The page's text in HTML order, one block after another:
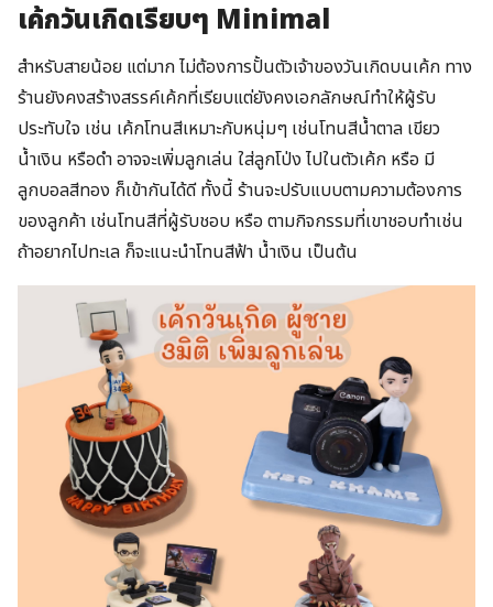
เค้กวันเกิดเรียบๆ Minimal
สำหรับสายน้อย แต่มาก ไม่ต้องการปั้นตัวเจ้าของวันเกิดบนเค้ก ทาง
ร้านยังคงสร้างสรรค์เค้กที่เรียบแต่ยังคงเอกลักษณ์ทำให้ผู้รับ
ประทับใจ เช่น เค้กโทนสีเหมาะกับหนุ่มๆ เช่นโทนสีน้ำตาล เขียว
น้ำเงิน หรือดำ อาจจะเพิ่มลูกเล่น ใส่ลูกโป่ง ไปในตัวเค้ก หรือ มี
ลูกบอลสีทอง ก็เข้ากันได้ดี ทั้งนี้ ร้านจะปรับแบบตามความต้องการ
ของลูกค้า เช่นโทนสีที่ผู้รับชอบ หรือ ตามกิจกรรมที่เขาชอบทำเช่น
ถ้าอยากไปทะเล ก็จะแนะนำโทนสีฟ้า น้ำเงิน เป็นต้น